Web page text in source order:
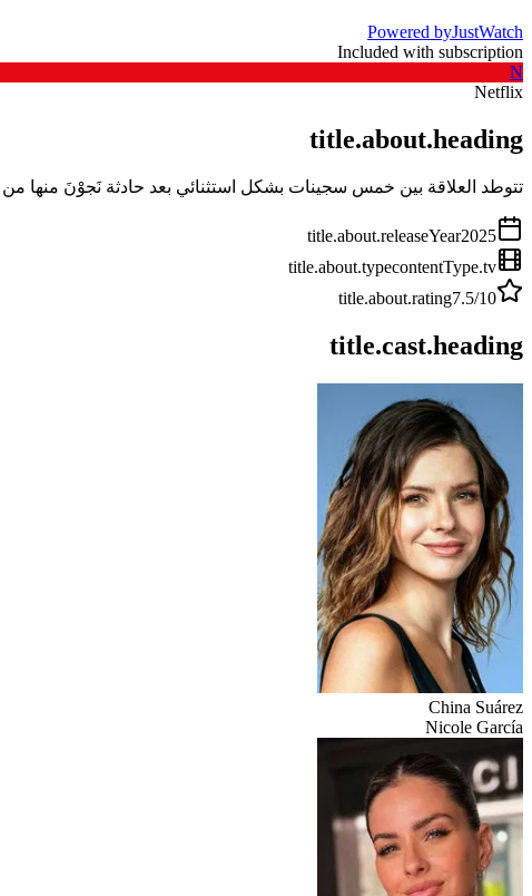
Powered byJustWatch
Included with subscription
N
Netflix
title.about.heading
تتوطد العلاقة بين خمس سجينات بشكل استثنائي بعد حادثة نَجوْنَ منها
title.about.releaseYear2025
title.about.typecontentType.tv
title.about.rating7.5/10
title.cast.heading
China Suárez
Nicole García